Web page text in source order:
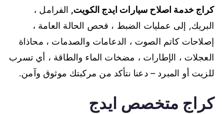
كراج خدمة اصلاح سيارات ايدج الكويت, الفرامل ،
البريك, إلى عمليات الضبط ، فحص الحالة العامة ،
إصلاحات كاتم الصوت ، الدعامات والصدمات ، محاذاة
العجلات ، الإطارات ، مضخات الماء والطاقة ، أي تسرب
للزيت أو المبرد – دعنا نتأكد من مركبتك موثوق وآمن.
كراج متخصص ايدج